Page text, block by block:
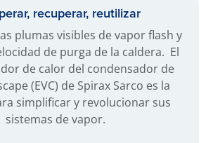
recuperar, reutilizar
plumas visibles de vapor flash y
de purga de la caldera. El
de calor del condensador de
(EVC) de Spirax Sarco es la
simplificar y revolucionar sus
sistemas de vapor.